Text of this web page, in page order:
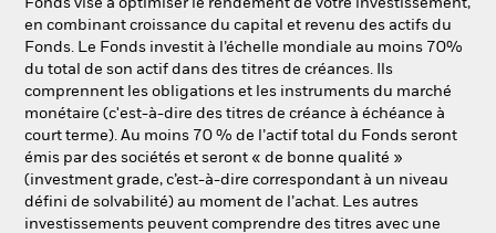
BlackRock
iShares
Aladdin
Notre société
Fonds vise à optimiser le rendement de votre investissement,
en combinant croissance du capital et revenu des actifs du
Fonds. Le Fonds investit à l’échelle mondiale au moins 70%
du total de son actif dans des titres de créances. Ils
comprennent les obligations et les instruments du marché
monétaire (c'est-à-dire des titres de créance à échéance à
court terme). Au moins 70 % de l’actif total du Fonds seront
émis par des sociétés et seront « de bonne qualité »
(investment grade, c’est-à-dire correspondant à un niveau
défini de solvabilité) au moment de l’achat. Les autres
investissements peuvent comprendre des titres avec une